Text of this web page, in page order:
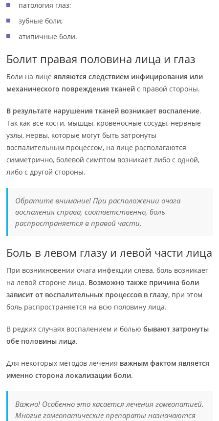
патология глаз;
зубные боли;
атипичные боли.
Болит правая половина лица и глаз
Боли на лицеявляются следствием инфицирования или
механического повреждения тканей с правой стороны.
В результате нарушения тканей возникает воспаление.
Так как все кости, мышцы, кровеносные сосуды, нервные
узлы, нервы, которые могут быть затронуты
воспалительным процессом, на лице располагаются
симметрично, болевой симптом возникает либо с одной,
либо с другой стороны.
Обратите внимание! При расположении очага
воспаления справа, соответственно, боль
распространяется в правой части.
Боль в левом глазу и левой части лица
При возникновении очага инфекции слева, боль возникает
на левой стороне лица. Возможно также причина боли
зависит от воспалительных процессов в глазу, при этом
боль распространяется на всю половину лица.
В редких случаях воспалением и больюбывают затронуты
обе половины лица.
Для некоторых методов лечения важным фактом является
именно сторона локализации боли.
Важно! Особенно это касается лечения гомеопатией.
Многие гомеопатические препараты назначаются